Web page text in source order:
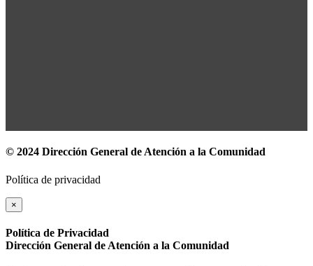
© 2024 Dirección General de Atención a la Comunidad
Política de privacidad
×
Política de Privacidad
Dirección General de Atención a la Comunidad